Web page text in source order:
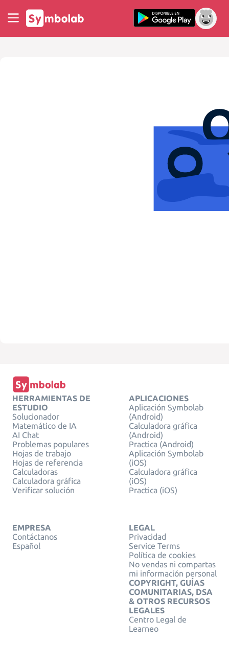
HERRAMIENTAS DE
ESTUDIO
Solucionador
Matemático de IA
AI Chat
Problemas populares
Hojas de trabajo
Hojas de referencia
Calculadoras
Calculadora gráfica
Verificar solución
APLICACIONES
Aplicación Symbolab
(Android)
Calculadora gráfica
(Android)
Practica (Android)
Aplicación Symbolab
(iOS)
Calculadora gráfica
(iOS)
Practica (iOS)
EMPRESA
Contáctanos
Español
LEGAL
Privacidad
Service Terms
Política de cookies
No vendas ni compartas
mi información personal
COPYRIGHT, GUÍAS
COMUNITARIAS, DSA
& OTROS RECURSOS
LEGALES
Centro Legal de
Learneo